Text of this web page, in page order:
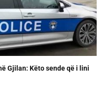
Gjilan: Këto sende që i lini